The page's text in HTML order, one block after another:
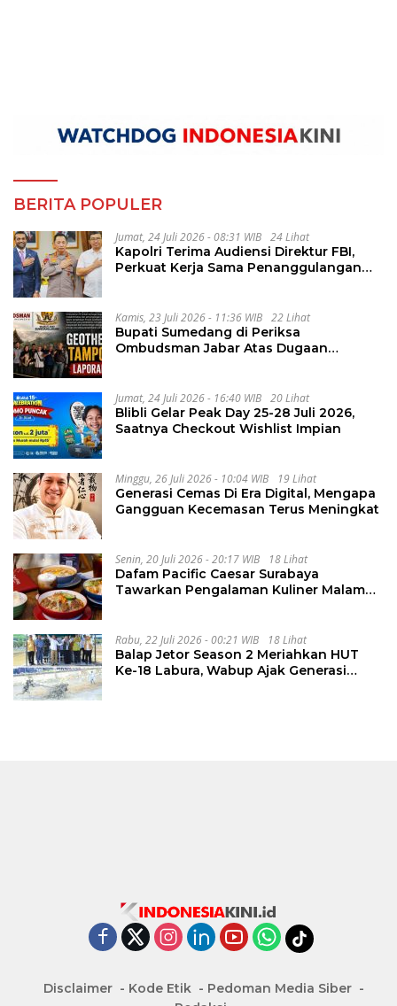
BERITA POPULER
Jumat, 24 Juli 2026 - 08:31 WIB 24 Lihat
Kapolri Terima Audiensi Direktur FBI,
Perkuat Kerja Sama Penanggulangan
Kamis, 23 Juli 2026 - 11:36 WIB 22 Lihat
Bupati Sumedang di Periksa
Ombudsman Jabar Atas Dugaan
Jumat, 24 Juli 2026 - 16:40 WIB 20 Lihat
Blibli Gelar Peak Day 25-28 Juli 2026,
Saatnya Checkout Wishlist Impian
Minggu, 26 Juli 2026 - 10:04 WIB 19 Lihat
Generasi Cemas Di Era Digital, Mengapa
Gangguan Kecemasan Terus Meningkat
Senin, 20 Juli 2026 - 20:17 WIB 18 Lihat
Dafam Pacific Caesar Surabaya
Tawarkan Pengalaman Kuliner Malam
Rabu, 22 Juli 2026 - 00:21 WIB 18 Lihat
Balap Jetor Season 2 Meriahkan HUT
Ke-18 Labura, Wabup Ajak Generasi
Disclaimer Kode Etik
Pedoman Media Siber